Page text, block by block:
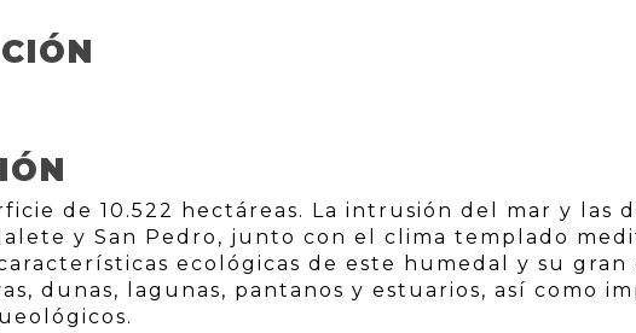
de 10.522 hectáreas. La intrusión del mar y las
y San Pedro, junto con el clima templado
ecológicas de este humedal y su gran
dunas, lagunas, pantanos y estuarios, así como